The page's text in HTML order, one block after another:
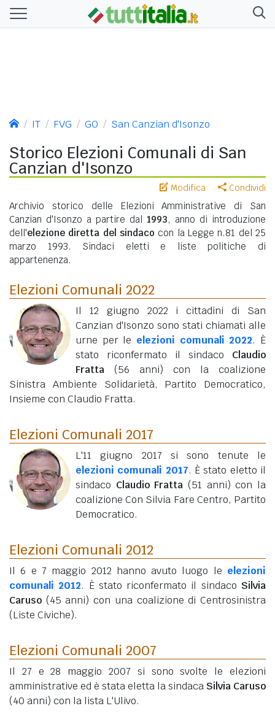
IT FVG GO San Canzian d'Isonzo
Storico Elezioni Comunali di San
Canzian d'Isonzo
Modifica Condividi
Archivio storico delle Elezioni Amministrative di San
Canzian d'Isonzo a partire dal 1993, anno di introduzione
dell'elezione diretta del sindaco con la Legge n.81 del 25
marzo 1993. Sindaci eletti e liste politiche di
appartenenza.
Elezioni Comunali 2022
Il 12 giugno 2022 i cittadini di San
Canzian d'Isonzo sono stati chiamati alle
urne per le elezioni comunali 2022. È
stato riconfermato il sindaco Claudio
Fratta
(56 anni) con la coalizione
Sinistra Ambiente Solidarietà, Partito Democratico,
Insieme con Claudio Fratta.
Elezioni Comunali 2017
L'11 giugno 2017 si sono tenute le
elezioni comunali 2017. È stato eletto il
sindaco Claudio Fratta (51 anni) con la
coalizione Con Silvia Fare Centro, Partito
Democratico.
Elezioni Comunali 2012
Il 6 e 7 maggio 2012 hanno avuto luogo le elezioni
comunali 2012. È stato riconfermato il sindaco Silvia
Caruso (45 anni) con una coalizione di Centrosinistra
(Liste Civiche).
Elezioni Comunali 2007
Il 27 e 28 maggio 2007 si sono svolte le elezioni
amministrative ed è stata eletta la sindaca Silvia Caruso
(40 anni) con la lista L'Ulivo.